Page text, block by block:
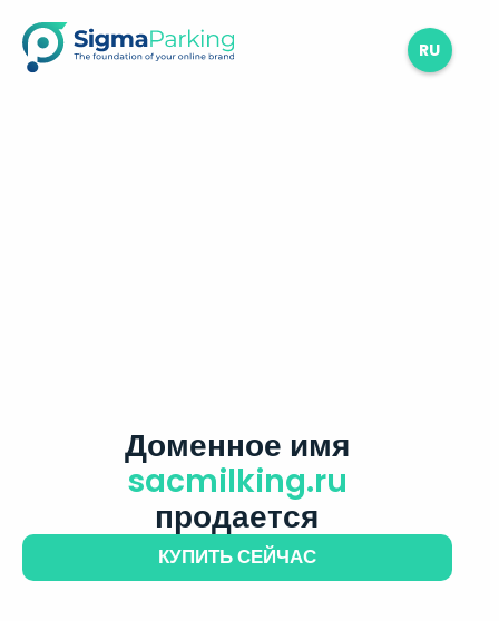
RU
Доменное имя
sacmilking.ru
продается
КУПИТЬ СЕЙЧАС